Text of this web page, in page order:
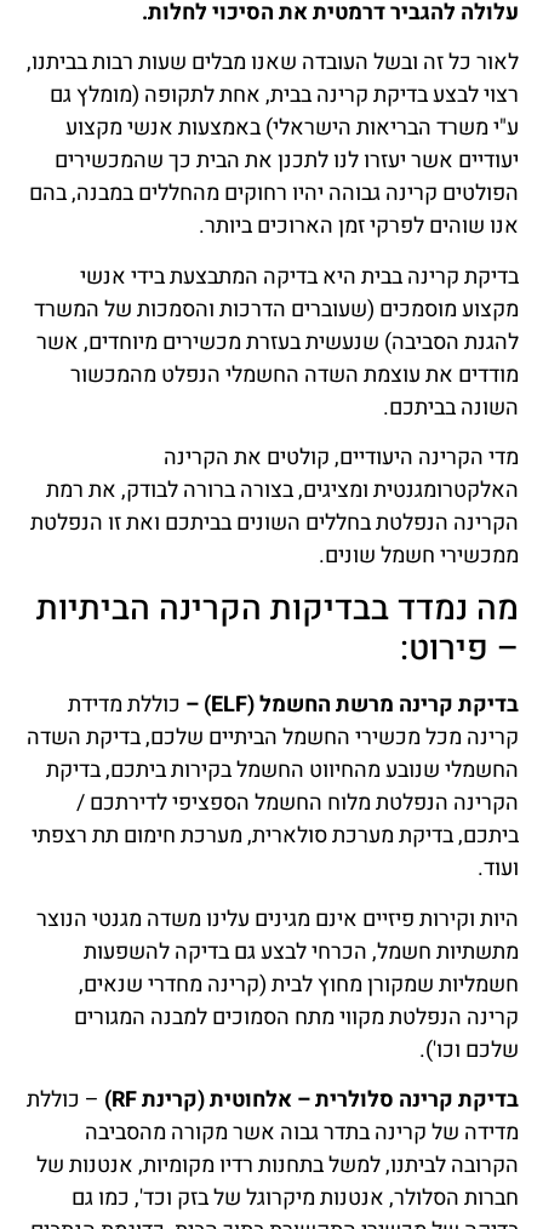
עלולה להגביר דרמטית את הסיכוי לחלות.
לאור כל זה ובשל העובדה שאנו מבלים שעות רבות בביתנו,
רצוי לבצע בדיקת קרינה בבית, אחת לתקופה (מומלץ גם
ע"י משרד הבריאות הישראלי) באמצעות אנשי מקצוע
יעודיים אשר יעזרו לנו לתכנן את הבית כך שהמכשירים
הפולטים קרינה גבוהה יהיו רחוקים מהחללים במבנה, בהם
אנו שוהים לפרקי זמן הארוכים ביותר.
בדיקת קרינה בבית היא בדיקה המתבצעת בידי אנשי
מקצוע מוסמכים (שעוברים הדרכות והסמכות של המשרד
להגנת הסביבה) שנעשית בעזרת מכשירים מיוחדים, אשר
מודדים את עוצמת השדה החשמלי הנפלט מהמכשור
השונה בביתכם.
מדי הקרינה היעודיים, קולטים את הקרינה
האלקטרומגנטית ומציגים, בצורה ברורה לבודק, את רמת
הקרינה הנפלטת בחללים השונים בביתכם ואת זו הנפלטת
ממכשירי חשמל שונים.
מה נמדד בבדיקות הקרינה הביתיות
– פירוט:
בדיקת קרינה מרשת החשמל (ELF) –
כוללת מדידת
קרינה מכל מכשירי החשמל הביתיים שלכם, בדיקת השדה
החשמלי שנובע מהחיווט החשמל בקירות ביתכם, בדיקת
הקרינה הנפלטת מלוח החשמל הספציפי לדירתכם /
ביתכם, בדיקת מערכת סולארית, מערכת חימום תת רצפתי
ועוד.
היות וקירות פיזיים אינם מגינים עלינו משדה מגנטי הנוצר
מתשתיות חשמל, הכרחי לבצע גם בדיקה להשפעות
חשמליות שמקורן מחוץ לבית (קרינה מחדרי שנאים,
קרינה הנפלטת מקווי מתח הסמוכים למבנה המגורים
שלכם וכו').
בדיקת קרינה סלולרית – אלחוטית (קרינת RF)
– כוללת
מדידה של קרינה בתדר גבוה אשר מקורה מהסביבה
הקרובה לביתנו, למשל בתחנות רדיו מקומיות, אנטנות של
חברות הסלולר, אנטנות מיקרוגל של בזק וכד', כמו גם